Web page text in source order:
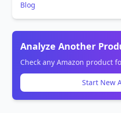
Blog
Analyze Another
Check any Amazon product
Start New